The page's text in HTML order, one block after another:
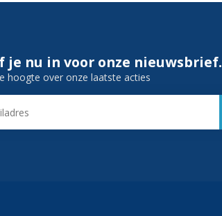
je nu in voor onze nieuwsbrief.
hoogte over onze laatste acties